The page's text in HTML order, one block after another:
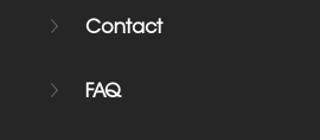
Contact
FAQ